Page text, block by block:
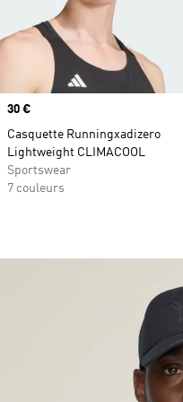
Prix
30 €
Casquette Runningxadizero
Lightweight CLIMACOOL
Sportswear
7 couleurs